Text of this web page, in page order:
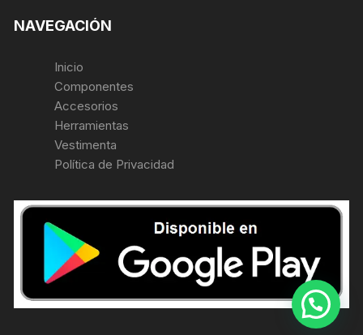
NAVEGACIÓN
Inicio
Componentes
Accesorios
Herramientas
Vestimenta
Política de Privacidad